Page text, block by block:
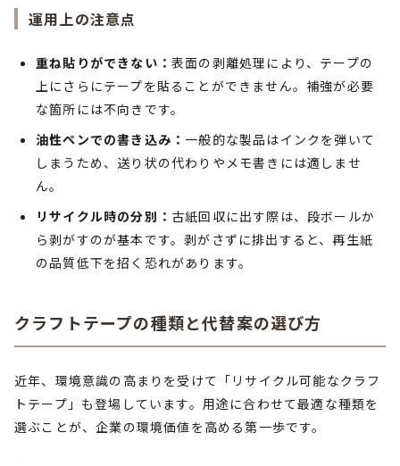
運用上の注意点
重ね貼りができない： 表面の剥離処理により、テープの
上にさらにテープを貼ることができません。補強が必要
な箇所には不向きです。
油性ペンでの書き込み： 一般的な製品はインクを弾いて
しまうため、送り状の代わりやメモ書きには適しませ
ん。
リサイクル時の分別： 古紙回収に出す際は、段ボールか
ら剥がすのが基本です。剥がさずに排出すると、再生紙
の品質低下を招く恐れがあります。
クラフトテープの種類と代替案の選び方
近年、環境意識の高まりを受けて「リサイクル可能なクラフ
トテープ」も登場しています。用途に合わせて最適な種類を
選ぶことが、企業の環境価値を高める第一歩です。